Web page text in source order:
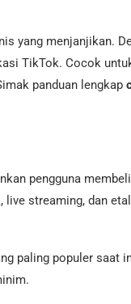
yang menjanjikan.
TikTok. Cocok
panduan lengkap
pengguna
live streaming, dan
paling populer saat